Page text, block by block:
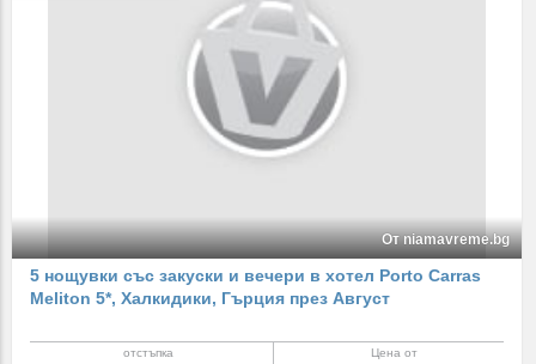
От niamavreme.bg
5 нощувки със закуски и вечери в хотел Porto Carras
Meliton 5*, Халкидики, Гърция през Август
Цена от
отстъпка